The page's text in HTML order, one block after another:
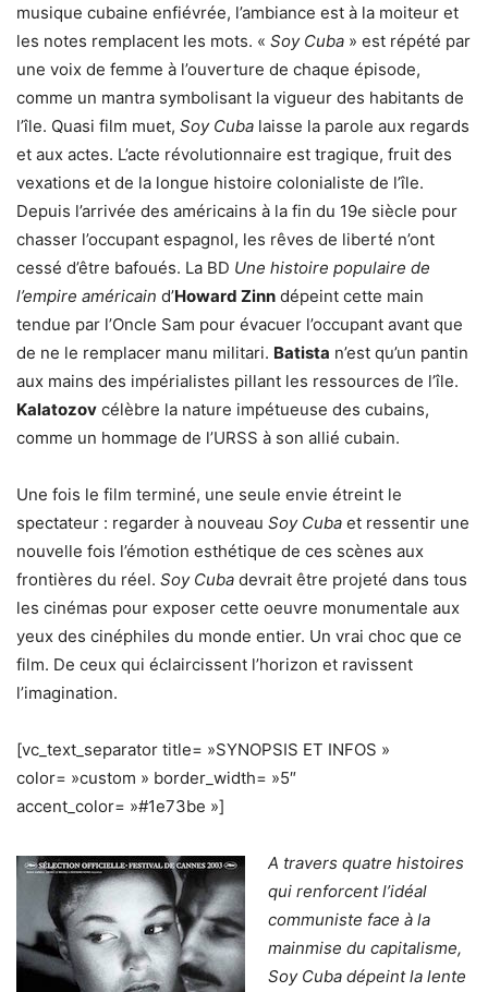
musique cubaine enfiévrée, l’ambiance est à la moiteur et
les notes remplacent les mots. « Soy Cuba » est répété par
une voix de femme à l’ouverture de chaque épisode,
comme un mantra symbolisant la vigueur des habitants de
l’île. Quasi film muet, Soy Cuba laisse la parole aux regards
et aux actes. L’acte révolutionnaire est tragique, fruit des
vexations et de la longue histoire colonialiste de l’île.
Depuis l’arrivée des américains à la fin du 19e siècle pour
chasser l’occupant espagnol, les rêves de liberté n’ont
cessé d’être bafoués. La BD Une histoire populaire de
l’empire américain d’Howard Zinn dépeint cette main
tendue par l’Oncle Sam pour évacuer l’occupant avant que
de ne le remplacer manu militari. Batista n’est qu’un pantin
aux mains des impérialistes pillant les ressources de l’île.
Kalatozov célèbre la nature impétueuse des cubains,
comme un hommage de l’URSS à son allié cubain.
Une fois le film terminé, une seule envie étreint le
spectateur : regarder à nouveau Soy Cuba et ressentir une
nouvelle fois l’émotion esthétique de ces scènes aux
frontières du réel. Soy Cuba devrait être projeté dans tous
les cinémas pour exposer cette oeuvre monumentale aux
yeux des cinéphiles du monde entier. Un vrai choc que ce
film. De ceux qui éclaircissent l’horizon et ravissent
l’imagination.
[vc_text_separator title= »SYNOPSIS ET INFOS »
color= »custom » border_width= »5″
accent_color= »#1e73be »]
A travers quatre histoires
qui renforcent l’idéal
communiste face à la
mainmise du capitalisme,
Soy Cuba dépeint la lente